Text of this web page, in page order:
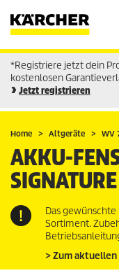
Warenkorb
Wunschliste
*Registriere jetzt dein
kostenlosen
Jetzt registrieren
Home Altgeräte WV
AKKU-
Das
Sortiment.
> Zum